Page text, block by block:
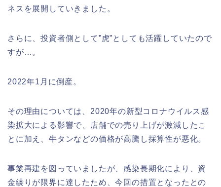
ネスを展開していきました。
さらに、投資者側として”虎”としても活躍していたので
すが…。
2022年1月に倒産。
その理由については、2020年の新型コロナウイルス感
染拡大による影響で、店舗での売り上げが激減したこ
とに加え、牛タンなどの価格が高騰し採算性が悪化。
事業再建を図っていましたが、感染長期化により、資
金繰りが限界に達したため、今回の措置となったとの